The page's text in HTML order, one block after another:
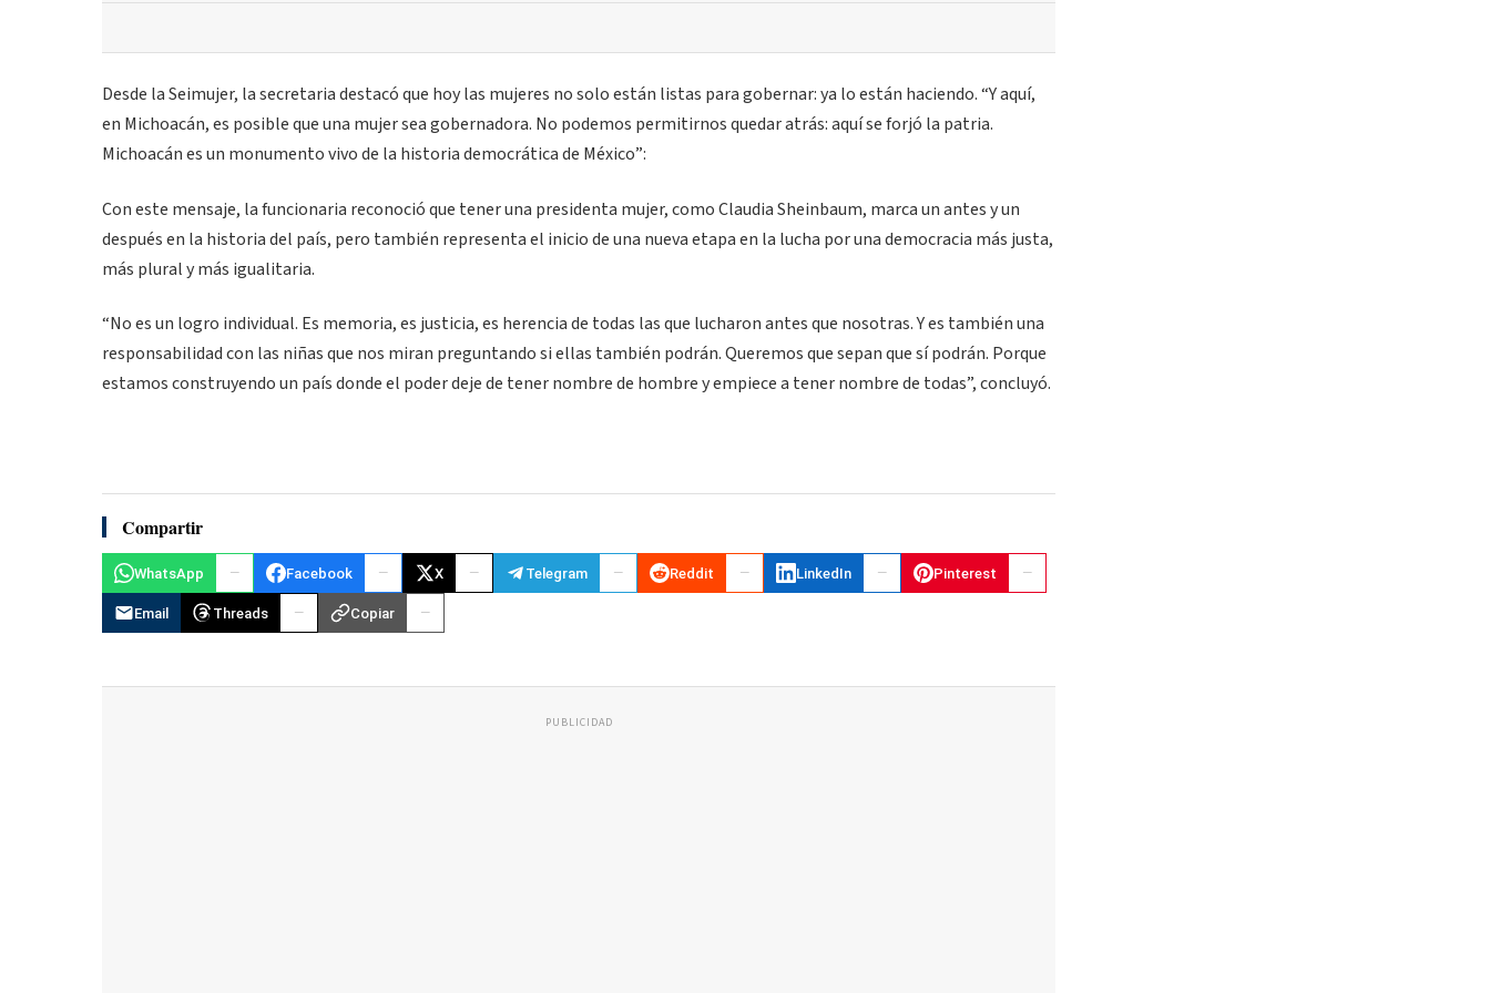
Desde la Seimujer, la secretaria destacó que hoy las mujeres no solo están listas para gobernar: ya lo están haciendo. “Y aquí,
en Michoacán, es posible que una mujer sea gobernadora. No podemos permitirnos quedar atrás: aquí se forjó la patria.
Michoacán es un monumento vivo de la historia democrática de México”:
Con este mensaje, la funcionaria reconoció que tener una presidenta mujer, como Claudia Sheinbaum, marca un antes y un
después en la historia del país, pero también representa el inicio de una nueva etapa en la lucha por una democracia más justa,
más plural y más igualitaria.
“No es un logro individual. Es memoria, es justicia, es herencia de todas las que lucharon antes que nosotras. Y es también una
responsabilidad con las niñas que nos miran preguntando si ellas también podrán. Queremos que sepan que sí podrán. Porque
estamos construyendo un país donde el poder deje de tener nombre de hombre y empiece a tener nombre de todas”, concluyó.
Compartir
WhatsApp Facebook X Telegram Reddit LinkedIn Pinterest
Email Threads Copiar
PUBLICIDAD